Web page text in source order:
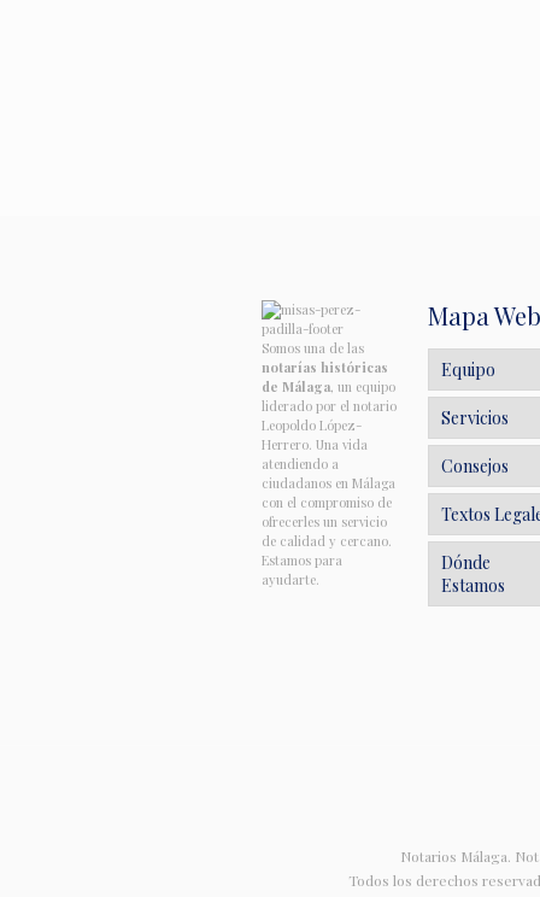
Somos una de las
notarías históricas
de Málaga, un equipo
liderado por el notario
Leopoldo López-
Herrero. Una vida
atendiendo a
ciudadanos en Málaga
con el compromiso de
ofrecerles un servicio
de calidad y cercano.
Estamos para
ayudarte.
Mapa Web
Equipo
Servicios
Consejos
Textos
Dónde
Estamos
Notarios Málaga.
Todos los derechos